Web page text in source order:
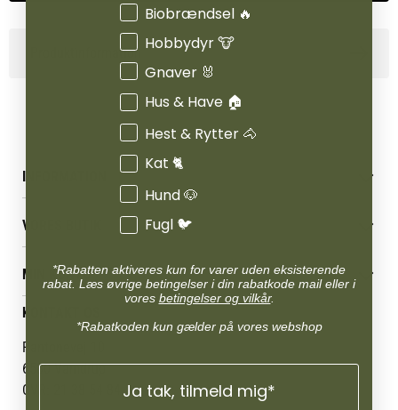
Produktinformation
Reklamations- & fortrydelsesret
Levering & afhentning
Følg din bestilling
Persondatapolitik
Cookies
VORES BUTIK
Job
Mærker
Om os
Om Vestjyllands Andel
Blog
Ofte stillede spørgsmål
MIN KONTO
Administrer min konto
Min Konto
KONTAKT OS
Pantonevej 10
6580 Vamdrup
CVR: 21 38 54 84
Interesser
Biobrændsel 🔥
Hobbydyr 🐮
Gnaver 🐰
Hus & Have 🏠
Hest & Rytter 🐴
Kat 🐈
Hund 🐶
Fugl 🐦
*Rabatten aktiveres kun for varer uden eksisterende
rabat. Læs øvrige betingelser i din rabatkode mail eller i
vores betingelser og vilkår.
*Rabatkoden kun gælder på vores webshop
Ja tak, tilmeld mig*